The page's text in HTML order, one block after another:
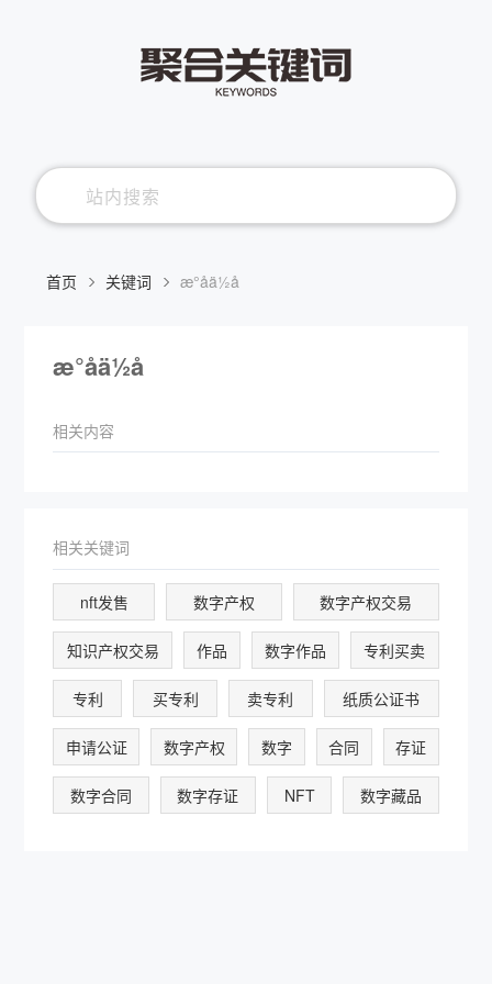
首页 关键词 æ°å­ä½å
æ°å­ä½å
相关内容
相关关键词
nft发售 数字产权 数字产权交易
知识产权交易 作品 数字作品 专利买卖
专利 买专利 卖专利 纸质公证书
申请公证 数字产权 数字 合同 存证
数字合同 数字存证 NFT 数字藏品